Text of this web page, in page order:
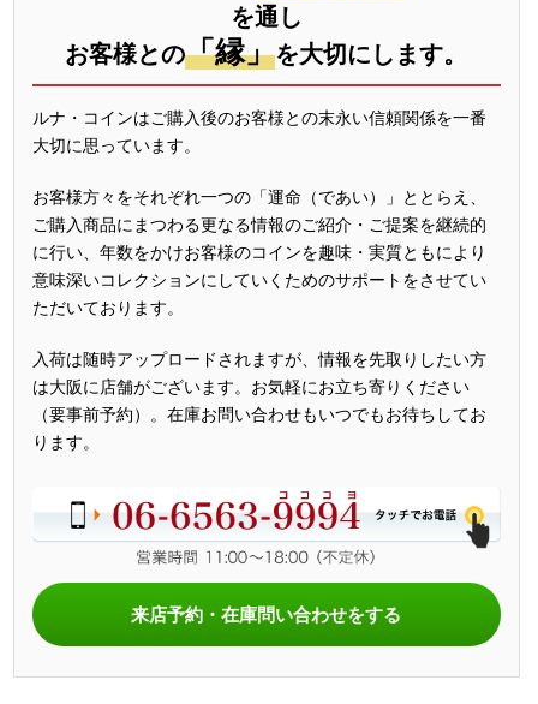
を通し
お客様との「縁」を大切にします。
ルナ・コインはご購入後のお客様との末永い信頼関係を一番
大切に思っています。
お客様方々をそれぞれ一つの「運命（であい）」ととらえ、
ご購入商品にまつわる更なる情報のご紹介・ご提案を継続的
に行い、年数をかけお客様のコインを趣味・実質ともにより
意味深いコレクションにしていくためのサポートをさせてい
ただいております。
入荷は随時アップロードされますが、情報を先取りしたい方
は大阪に店舗がございます。お気軽にお立ち寄りください
（要事前予約）。在庫お問い合わせもいつでもお待ちしてお
ります。
来店予約・在庫問い合わせをする